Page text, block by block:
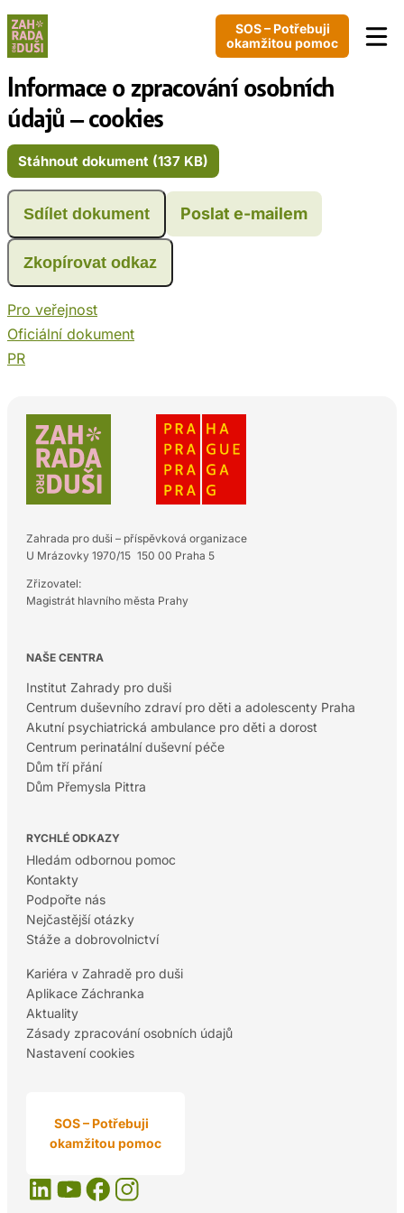
SOS – Potřebuji
okamžitou pomoc
Informace o zpracování osobních
údajů – cookies
Stáhnout dokument (137 KB)
Sdílet dokument Poslat e-mailem
Zkopírovat odkaz
Pro veřejnost
Oficiální dokument
PR
Zahrada pro duši – příspěvková organizace
U Mrázovky 1970/15 150 00 Praha 5
Zřizovatel:
Magistrát hlavního města Prahy
NAŠE CENTRA
Institut Zahrady pro duši
Centrum duševního zdraví pro děti a adolescenty Praha
Akutní psychiatrická ambulance pro děti a dorost
Centrum perinatální duševní péče
Dům tří přání
Dům Přemysla Pittra
RYCHLÉ ODKAZY
Hledám odbornou pomoc
Kontakty
Podpořte nás
Nejčastější otázky
Stáže a dobrovolnictví
Kariéra v Zahradě pro duši
Aplikace Záchranka
Aktuality
Zásady zpracování osobních údajů
Nastavení cookies
SOS – Potřebuji
okamžitou pomoc